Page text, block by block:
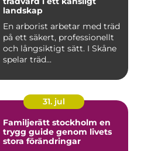
landskap
En arborist arbetar med träd
på ett säkert, professionellt
och långsiktigt sätt. I Skåne
spelar träd...
31. jul
Familjerätt stockholm en
trygg guide genom livets
stora förändringar